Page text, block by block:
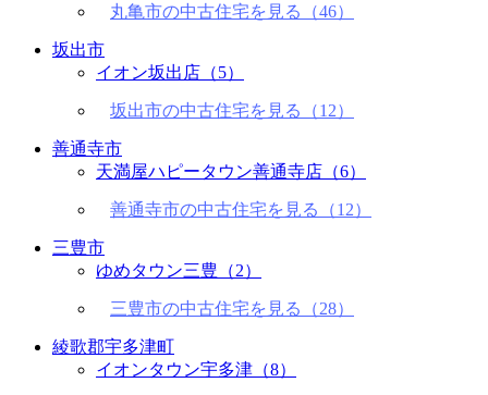
丸亀市の中古住宅を見る（46）
坂出市
イオン坂出店 （5）
坂出市の中古住宅を見る（12）
善通寺市
天満屋ハピータウン善通寺店 （6）
善通寺市の中古住宅を見る（12）
三豊市
ゆめタウン三豊 （2）
三豊市の中古住宅を見る（28）
綾歌郡宇多津町
イオンタウン宇多津 （8）